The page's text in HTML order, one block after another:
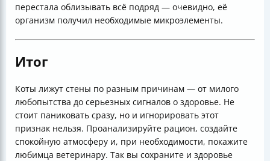
перестала облизывать всё подряд — очевидно, её
организм получил необходимые микроэлементы.
Итог
Коты лижут стены по разным причинам — от милого
любопытства до серьезных сигналов о здоровье. Не
стоит паниковать сразу, но и игнорировать этот
признак нельзя. Проанализируйте рацион, создайте
спокойную атмосферу и, при необходимости, покажите
любимца ветеринару. Так вы сохраните и здоровье